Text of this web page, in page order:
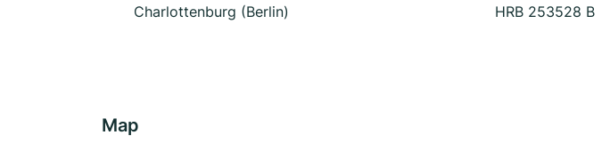
Charlottenburg (Berlin)
HRB 253528 B
Map